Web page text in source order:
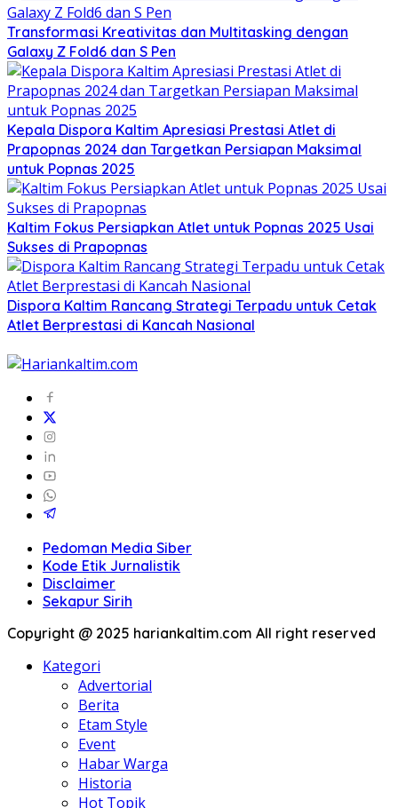
Transformasi Kreativitas dan Multitasking dengan
Galaxy Z Fold6 dan S Pen
Kepala Dispora Kaltim Apresiasi Prestasi Atlet di
Prapopnas 2024 dan Targetkan Persiapan Maksimal
untuk Popnas 2025
Kaltim Fokus Persiapkan Atlet untuk Popnas 2025 Usai
Sukses di Prapopnas
Dispora Kaltim Rancang Strategi Terpadu untuk Cetak
Atlet Berprestasi di Kancah Nasional
Pedoman Media Siber
Kode Etik Jurnalistik
Disclaimer
Sekapur Sirih
Copyright @ 2025 hariankaltim.com All right reserved
Kategori
Advertorial
Berita
Etam Style
Event
Habar Warga
Historia
Hot Topik